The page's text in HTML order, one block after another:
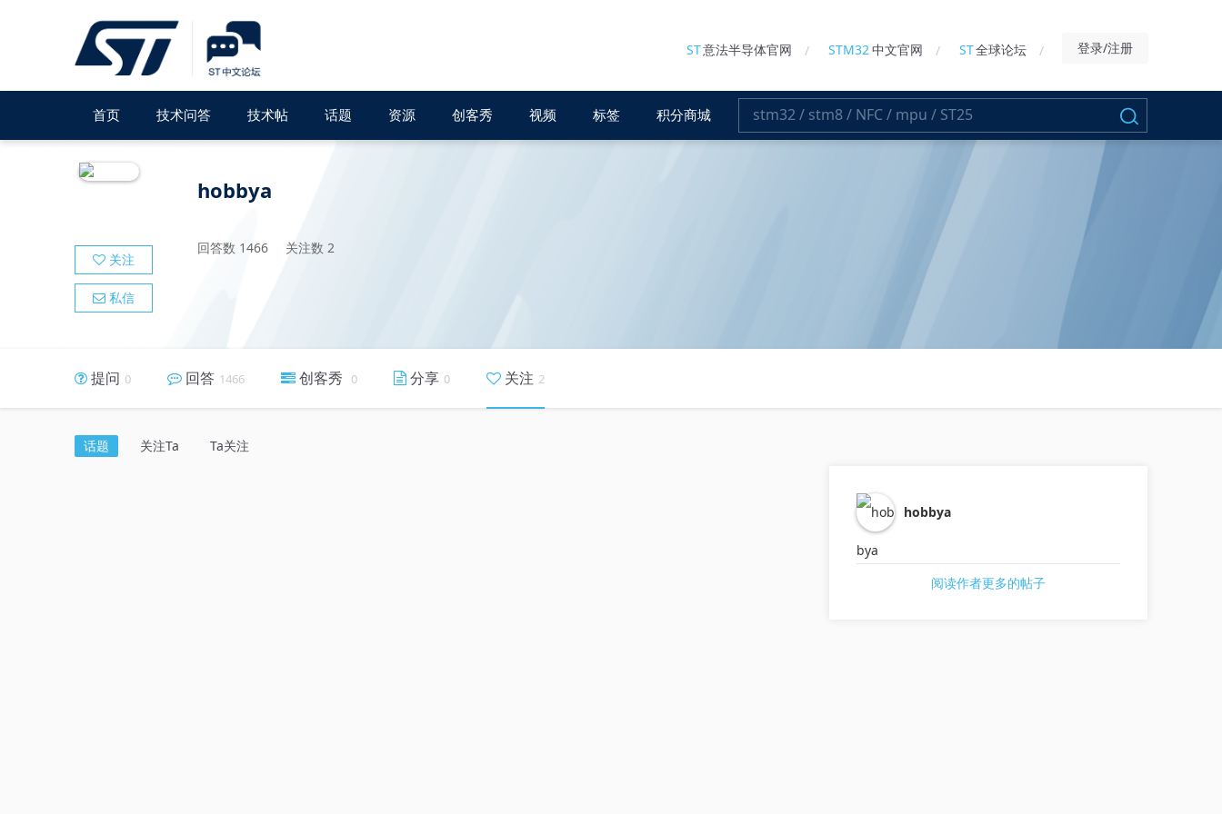
ST意法半导体官网 STM32中文官网 ST全球论坛 登录/注册
首页 技术问答 技术帖 话题 资源 创客秀 视频 标签 积分商城
hobbya
回答数 1466 关注数 2
关注
私信
提问 0 回答 1466 创客秀 0 分享 0 关注 2
话题 关注Ta Ta关注
hobbya
阅读作者更多的帖子